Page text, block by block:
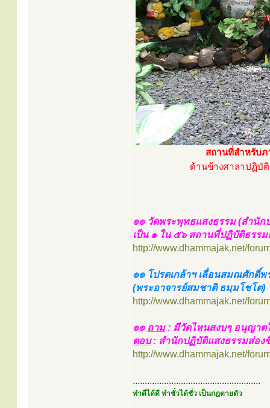
สถานที่สำหรับภ
ด้านข้างศาลาปฏิบั
๏๏ วัดพระพุทธแสงธรรม (สำนัก
เป็น ๑ ใน ๕๖ สถานที่ปฏิบัติธรร
http://www.dhammajak.net/
๏๏ โปรดเกล้าฯ เลื่อนสมณศักดิ์พ
(พระอาจารย์สมชาติ ธมฺมโชโต)
http://www.dhammajak.net/
๏๏ ถาม: มีวัดไหนสงบๆ อนุญาต
ตอบ: สำนักปฏิบัติแสงธรรมส่อง
http://www.dhammajak.net/
.....................................................
ทำดีได้ดี ทำชั่วได้ชั่ว เป็นกฎตายตัว